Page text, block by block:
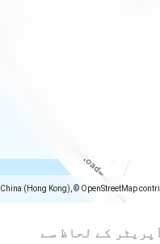
(Hong Kong), © OpenStreetMap
کے لحاظ سے